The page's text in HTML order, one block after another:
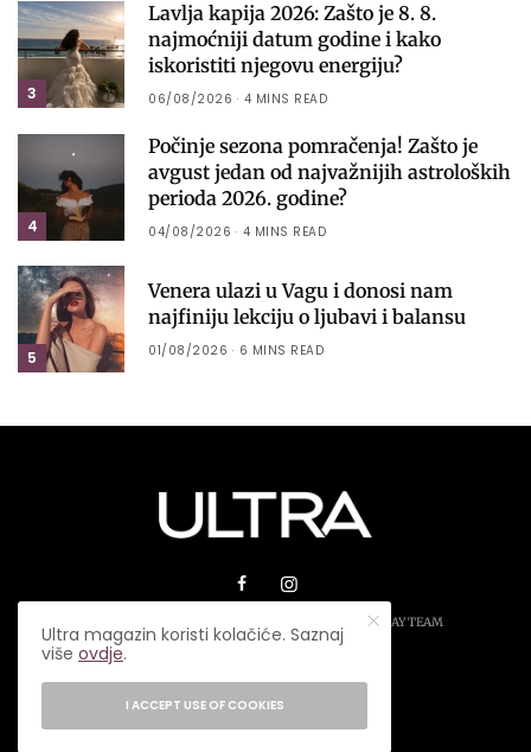
3
Lavlja kapija 2026: Zašto je 8. 8.
najmoćniji datum godine i kako
iskoristiti njegovu energiju?
06/08/2026 4 MINS READ
4
Počinje sezona pomračenja! Zašto je
avgust jedan od najvažnijih astroloških
perioda 2026. godine?
04/08/2026 4 MINS READ
5
Venera ulazi u Vagu i donosi nam
najfiniju lekciju o ljubavi i balansu
01/08/2026 6 MINS READ
© 2026 ULTRA MAGAZIN. SVA PRAVA ZADRŽANA.PLAY TEAM
Ultra magazin koristi kolačiće. Saznaj
višeovdje.
I ACCEPT USE OF COOKIES